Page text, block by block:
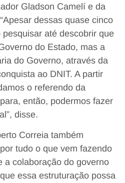
Gladson Camelí e da
dessas quase cinco
até descobrir que
do Estado, mas a
do Governo, através da
ao DNIT. A partir
o referendo da
então, podermos fazer
disse.
Correia também
tudo o que vem fazendo
a colaboração do governo
essa estruturação possa